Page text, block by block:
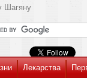
Шагяну
Лекарства